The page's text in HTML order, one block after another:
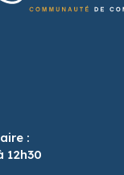
:
12h30